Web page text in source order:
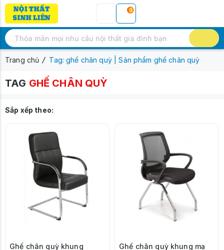
0
Trang chủ Tag: ghế chân quỳ | Sản phẩm ghế chân quỳ
TAG GHẾ CHÂN QUỲ
Sắp xếp theo:
Ghế chân quỳ khung
Ghế chân quỳ khung mạ